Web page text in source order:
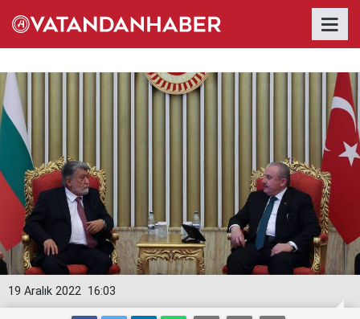
16:03
19 Aralık 2022